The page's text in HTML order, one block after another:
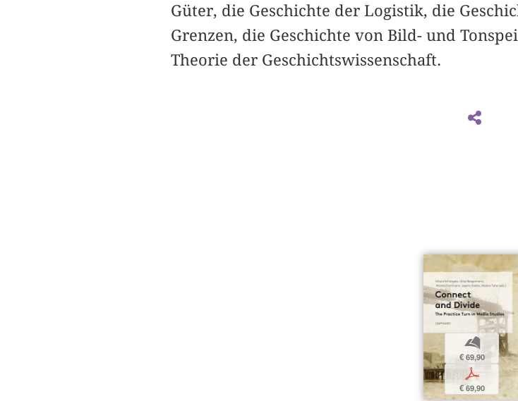
Güter, die Geschichte der Logistik, die
Grenzen, die Geschichte von Bild- und
Theorie der Geschichtswissenschaft.
b
€ 69,90
p
€ 69,90